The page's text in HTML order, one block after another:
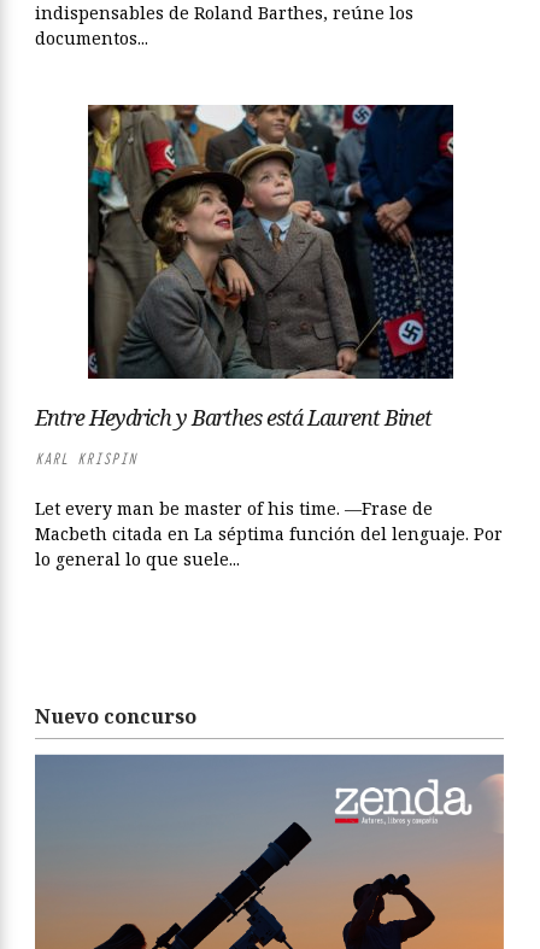
indispensables de Roland Barthes, reúne los
documentos...
Entre Heydrich y Barthes está Laurent Binet
KARL KRISPIN
Let every man be master of his time. —Frase de
Macbeth citada en La séptima función del lenguaje. Por
lo general lo que suele...
Nuevo concurso